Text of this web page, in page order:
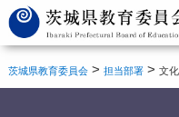
茨城県教育委員会 >担当部署 >文